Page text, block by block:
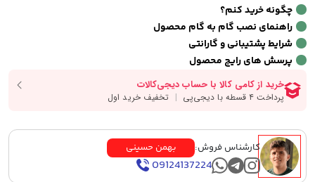
چگونه خرید کنم؟
راهنمای نصب گام به گام محصول
شرایط پشتیبانی و گارانتی
پرسش های رایج محصول
کارشناس فروش: بهمن حسینی
09124137224